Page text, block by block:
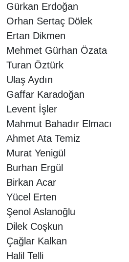
Gürkan Erdoğan
Orhan Sertaç Dölek
Ertan Dikmen
Mehmet Gürhan Özata
Turan Öztürk
Ulaş Aydın
Gaffar Karadoğan
Levent İşler
Mahmut Bahadır Elmacı
Ahmet Ata Temiz
Murat Yenigül
Burhan Ergül
Birkan Acar
Yücel Erten
Şenol Aslanoğlu
Dilek Coşkun
Çağlar Kalkan
Halil Telli